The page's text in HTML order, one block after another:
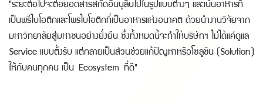
"ระยะต่อไปจะต่อยอดสารสกัดอินนูลินไปในรูปแบบต่างๆ และเน้นอาหารที่
เป็นพรีไบโอติกและโพรไบโอติกที่เป็นอาหารแห่งอนาคต ด้วยนำงานวิจัยจาก
มหาวิทยาลัยสู่มหาชนอย่างยั่งยืน ซึ่งทั้งหมดนี้จะทำให้บริษัทฯ ไม่ได้แค่ดูแล
Service แบบตั้งรับ แต่กลายเป็นส่วนช่วยแก้ปัญหาหรือโซลูชัน (Solution)
ให้กับคนทุกคน เป็น Ecosystem ที่ดี"